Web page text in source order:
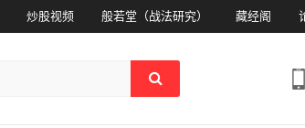
炒股视频 般若堂（战法研究） 藏经阁